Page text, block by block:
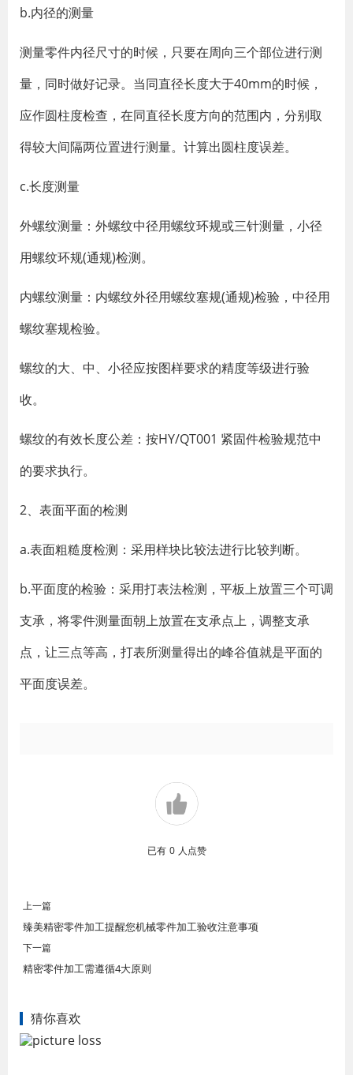
b.内径的测量
测量零件内径尺寸的时候，只要在周向三个部位进行测
量，同时做好记录。当同直径长度大于40mm的时候，
应作圆柱度检查，在同直径长度方向的范围内，分别取
得较大间隔两位置进行测量。计算出圆柱度误差。
c.长度测量
外螺纹测量：外螺纹中径用螺纹环规或三针测量，小径
用螺纹环规(通规)检测。
内螺纹测量：内螺纹外径用螺纹塞规(通规)检验，中径用
螺纹塞规检验。
螺纹的大、中、小径应按图样要求的精度等级进行验
收。
螺纹的有效长度公差：按HY/QT001 紧固件检验规范中
的要求执行。
2、表面平面的检测
a.表面粗糙度检测：采用样块比较法进行比较判断。
b.平面度的检验：采用打表法检测，平板上放置三个可调
支承，将零件测量面朝上放置在支承点上，调整支承
点，让三点等高，打表所测量得出的峰谷值就是平面的
平面度误差。
已有 0 人点赞
上一篇
臻美精密零件加工提醒您机械零件加工验收注意事项
下一篇
精密零件加工需遵循4大原则
猜你喜欢